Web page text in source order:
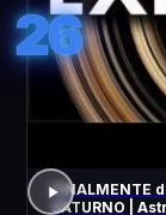
26
FINALMENTE
SATURNO |